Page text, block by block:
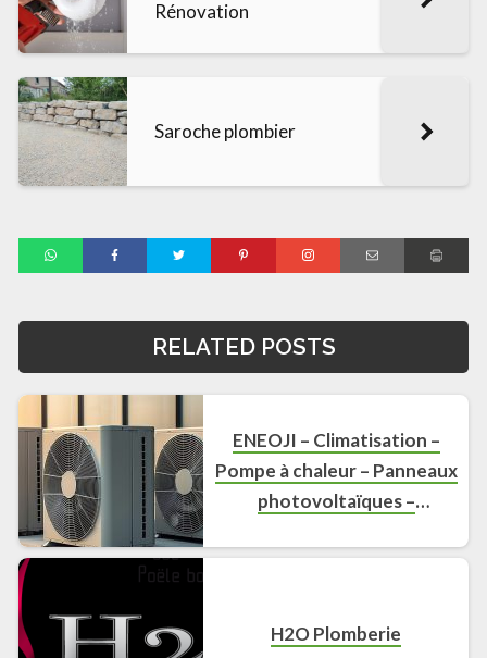
Rénovation
Saroche plombier
RELATED POSTS
ENEOJI – Climatisation –
Pompe à chaleur – Panneaux
photovoltaïques –
H2O Plomberie